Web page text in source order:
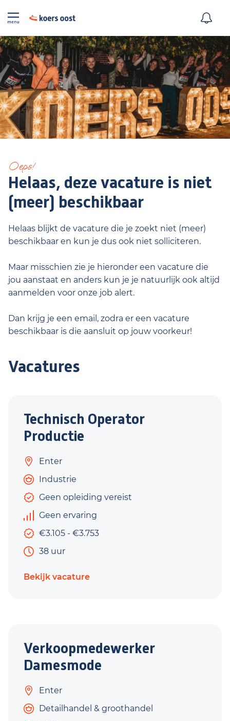
Oeps!
Helaas, deze vacature is niet
(meer) beschikbaar
Helaas blijkt de vacature die je zoekt niet (meer)
beschikbaar en kun je dus ook niet solliciteren.
Maar misschien zie je hieronder een vacature die
jou aanstaat en anders kun je je natuurlijk ook altijd
aanmelden voor onze job alert.
Dan krijg je een email, zodra er een vacature
beschikbaar is die aansluit op jouw voorkeur!
Vacatures
Technisch Operator
Productie
Enter
Industrie
Geen opleiding vereist
Geen ervaring
€3.105 - €3.753
38 uur
Bekijk vacature
Verkoopmedewerker
Damesmode
Enter
Detailhandel & groothandel